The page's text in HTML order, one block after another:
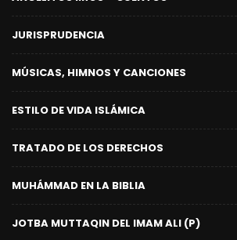
JURISPRUDENCIA
MÚSICAS, HIMNOS Y CANCIONES
ESTILO DE VIDA ISLÁMICA
TRATADO DE LOS DERECHOS
MUHÁMMAD EN LA BIBLIA
JOTBA MUTTAQIN DEL IMAM ALI (P)